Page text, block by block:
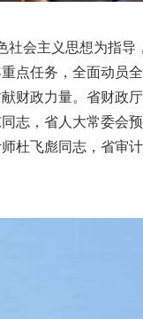
会主义思想为指导
点任务，全面动员
财政力量。省财政
志，省人大常委会
杜飞彪同志，省审